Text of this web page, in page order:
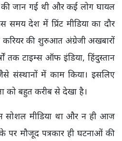
जान गई थी और कई लोग घायल
समय देश में प्रिंट मीडिया का दौर
करियर की शुरुआत अंग्रेजी अखबारों
तक टाइम्स ऑफ इंडिया, हिंदुस्तान
संस्थानों में काम किया। इसलिए
को बहुत करीब से देखा है।
सोशल मीडिया था और न ही आज
पर मौजूद पत्रकार ही घटनाओं की